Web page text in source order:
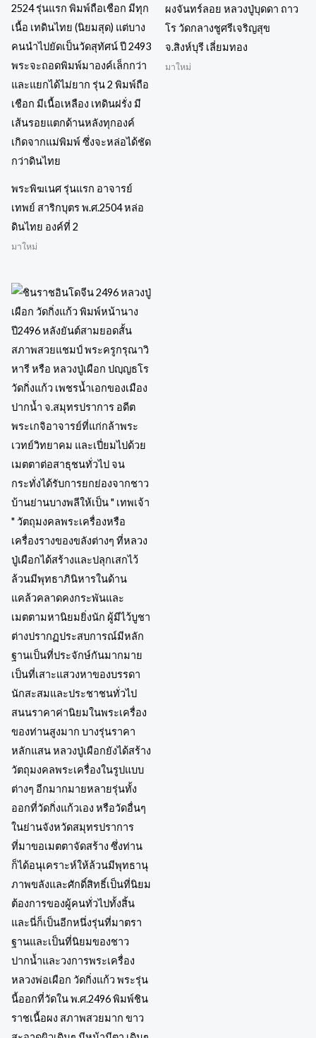
พระพิฆเนศ รุ่นแรก อาจารย์
เทพย์ สาริกบุตร พ.ศ.2504 หล่อ
ดินไทย องค์ที่ 2
มาใหม่
ผงจันทร์ลอย หลวงปู่บุดดา ถาว
โร วัดกลางชูศรีเจริญสุข
จ.สิงห์บุรี เลี่ยมทอง
มาใหม่